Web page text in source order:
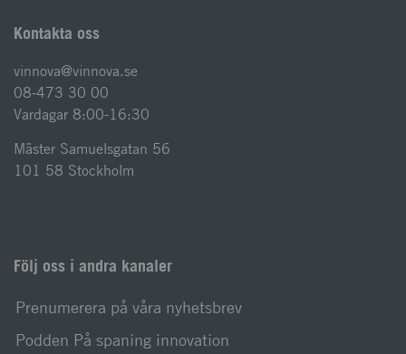
Kontakta oss
vinnova@vinnova.se
08-473 30 00
Vardagar 8:00-16:30
Mäster Samuelsgatan 56
101 58 Stockholm
Följ oss i andra kanaler
Prenumerera på våra nyhetsbrev
Podden På spaning innovation